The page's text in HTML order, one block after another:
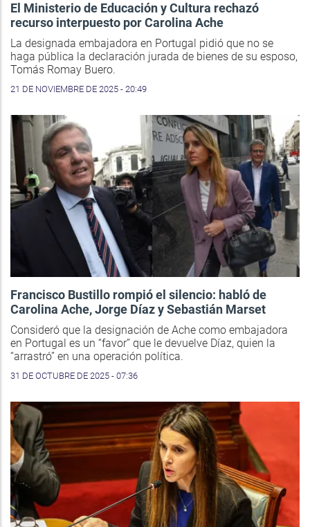
El Ministerio de Educación y Cultura rechazó
recurso interpuesto por Carolina Ache
La designada embajadora en Portugal pidió que no se
haga pública la declaración jurada de bienes de su esposo,
Tomás Romay Buero.
21 DE NOVIEMBRE DE 2025 - 20:49
Francisco Bustillo rompió el silencio: habló de
Carolina Ache, Jorge Díaz y Sebastián Marset
Consideró que la designación de Ache como embajadora
en Portugal es un “favor” que le devuelve Díaz, quien la
“arrastró” en una operación política.
31 DE OCTUBRE DE 2025 - 07:36